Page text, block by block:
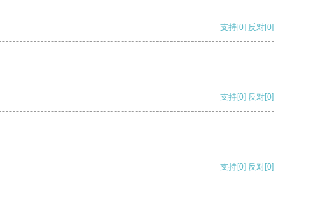
支持[0] 反对[0]
支持[0] 反对[0]
支持[0] 反对[0]